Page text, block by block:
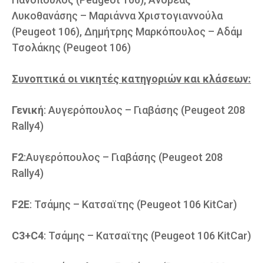
Λυκοθανάσης – Μαριάννα Χριστογιαννούλα
(Peugeot 106), Δημήτρης Μαρκόπουλος – Αδάμ
Τσολάκης (Peugeot 106)
Συνοπτικά οι νικητές κατηγοριών και κλάσεων:
Γενική: Αυγερόπουλος – Γιαβάσης (Peugeot 208
Rally4)
F2:Αυγερόπουλος – Γιαβάσης (Peugeot 208
Rally4)
F2E: Τσάμης – Κατσαϊτης (Peugeot 106 KitCar)
C3+C4: Τσάμης – Κατσαϊτης (Peugeot 106 KitCar)